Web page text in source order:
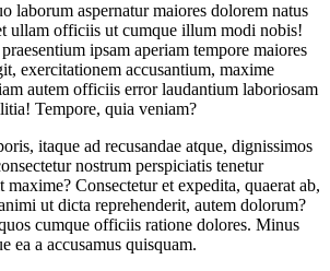
laborum aspernatur maiores dolorem natus
ullam officiis ut cumque illum modi nobis!
ipsam aperiam tempore maiores
exercitationem accusantium, maxime
autem officiis error laudantium laboriosam
Tempore, quia veniam?
itaque ad recusandae atque, dignissimos
nostrum perspiciatis tenetur
Consectetur et expedita, quaerat ab,
ut dicta reprehenderit, autem dolorum?
cumque officiis ratione dolores. Minus
ea a accusamus quisquam.